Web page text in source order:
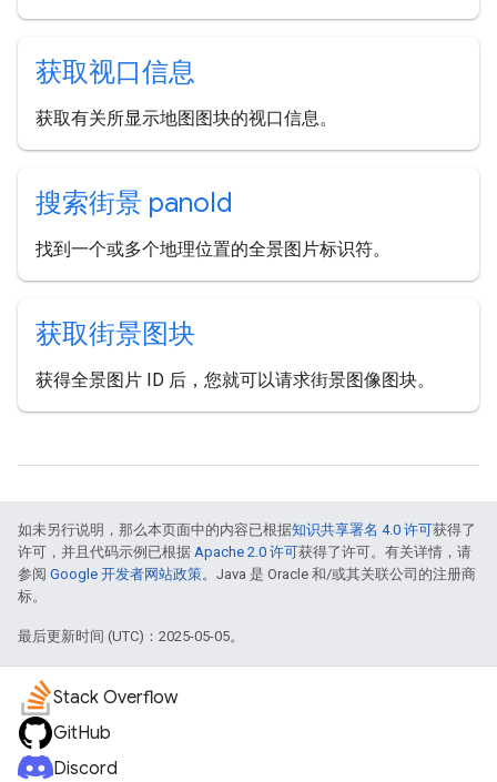
获取视口信息
获取有关所显示地图图块的视口信息。
搜索街景 panoId
找到一个或多个地理位置的全景图片标识符。
获取街景图块
获得全景图片 ID 后，您就可以请求街景图像图块。
如未另行说明，那么本页面中的内容已根据知识共享署名 4.0 许可获得了
许可，并且代码示例已根据 Apache 2.0 许可获得了许可。有关详情，请
参阅 Google 开发者网站政策。Java 是 Oracle 和/或其关联公司的注册商
标。
最后更新时间 (UTC)：2025-05-05。
Stack Overflow
GitHub
Discord